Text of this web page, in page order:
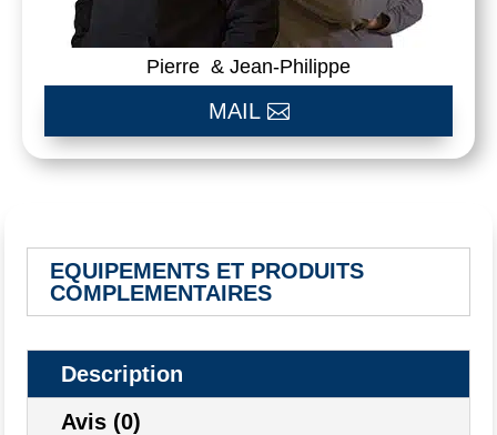
Pierre & Jean-Philippe
MAIL
EQUIPEMENTS ET PRODUITS
COMPLEMENTAIRES
Description
Avis (0)